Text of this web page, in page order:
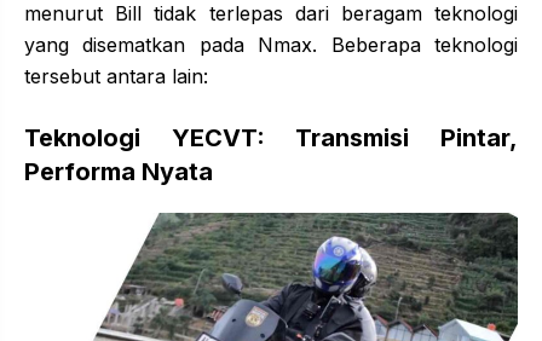
menurut Bill tidak terlepas dari beragam teknologi
yang disematkan pada Nmax. Beberapa teknologi
tersebut antara lain:
Teknologi YECVT: Transmisi Pintar,
Performa Nyata